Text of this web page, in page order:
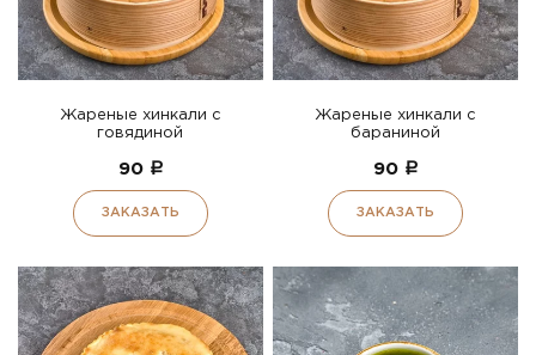
Жареные хинкали с
говядиной
90 a
ЗАКАЗАТЬ
Жареные хинкали с
бараниной
90 a
ЗАКАЗАТЬ